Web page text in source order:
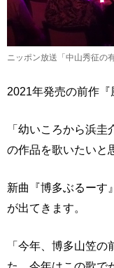
ニッポン放送「中山秀征の
2021年発売の前作『
「幼いころから浜
の作品を歌いたいと
新曲『博多ぶるーす
が出てきます。
「今年、博多山笠